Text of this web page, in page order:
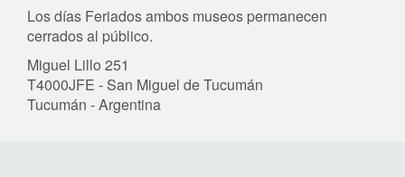
Los días Feriados ambos museos permanecen
cerrados al público.
Miguel Lillo 251
T4000JFE - San Miguel de Tucumán
Tucumán - Argentina